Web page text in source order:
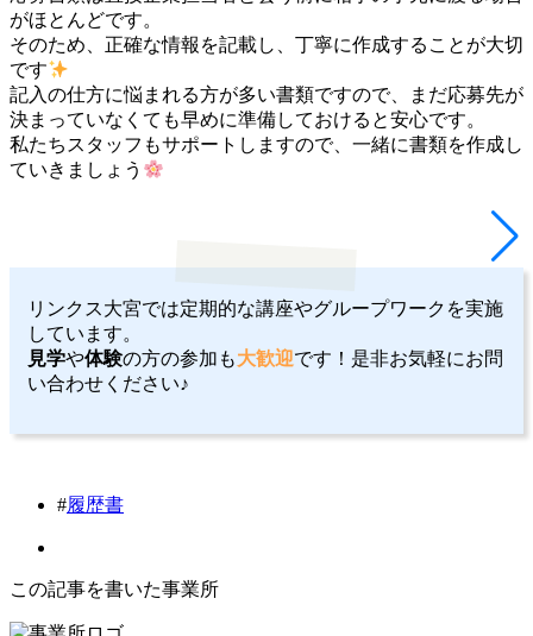
がほとんどです。
そのため、正確な情報を記載し、丁寧に作成することが大切
です
記入の仕方に悩まれる方が多い書類ですので、まだ応募先が
決まっていなくても早めに準備しておけると安心です。
私たちスタッフもサポートしますので、一緒に書類を作成し
ていきましょう
リンクス大宮では定期的な講座やグループワークを実施
しています。
見学や体験の方の参加も大歓迎です！是非お気軽にお問
い合わせください♪
#履歴書
この記事を書いた事業所